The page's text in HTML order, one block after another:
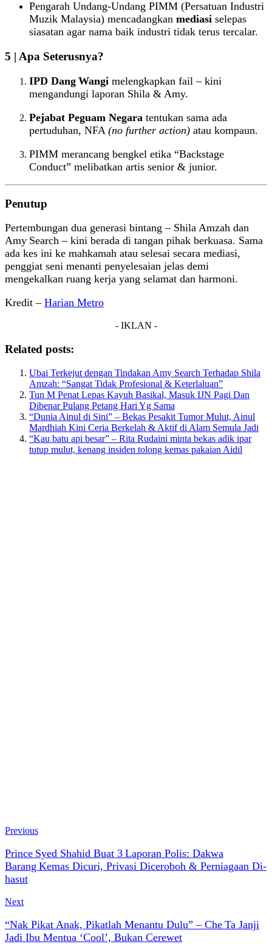
Pengarah Undang‑Undang PIMM (Persatuan Industri
Muzik Malaysia) mencadangkan mediasi selepas
siasatan agar nama baik industri tidak terus tercalar.
5 | Apa Seterusnya?
IPD Dang Wangi melengkapkan fail – kini
mengandungi laporan Shila & Amy.
Pejabat Peguam Negara tentukan sama ada
pertuduhan, NFA (no further action) atau kompaun.
PIMM merancang bengkel etika “Backstage
Conduct” melibatkan artis senior & junior.
Penutup
Pertembungan dua generasi bintang – Shila Amzah dan
Amy Search – kini berada di tangan pihak berkuasa. Sama
ada kes ini ke mahkamah atau selesai secara mediasi,
penggiat seni menanti penyelesaian jelas demi
mengekalkan ruang kerja yang selamat dan harmoni.
Kredit – Harian Metro
- IKLAN -
Related posts:
Ubai Terkejut dengan Tindakan Amy Search Terhadap Shila
Amzah: “Sangat Tidak Profesional & Keterlaluan”
Tun M Penat Lepas Kayuh Basikal, Masuk IJN Pagi Dan
Dibenar Pulang Petang Hari Yg Sama
“Dunia Ainul di Sini” – Bekas Pesakit Tumor Mulut, Ainul
Mardhiah Kini Ceria Berkelah & Aktif di Alam Semula Jadi
“Kau batu api besar” – Rita Rudaini minta bekas adik ipar
tutup mulut, kenang insiden tolong kemas pakaian Aidil
Previous
Prince Syed Shahid Buat 3 Laporan Polis: Dakwa
Barang Kemas Dicuri, Privasi Diceroboh & Perniagaan Di­
hasut
Next
“Nak Pikat Anak, Pikatlah Menantu Dulu” – Che Ta Janji
Jadi Ibu Mentua ‘Cool’, Bukan Cerewet